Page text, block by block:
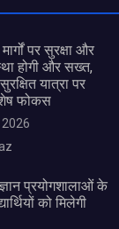
पर सुरक्षा और
होगी और सख्त,
यात्रा पर
फोकस
प्रयोगशालाओं के
को मिलेगी